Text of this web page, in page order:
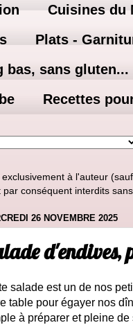
Cuisines du
Plats -
bas, sans gluten...
Recettes
à l'auteur
conséquent interdits
26 NOVEMBRE 2025
d'endives,
salade est un de nos
table pour égayer nos
à préparer et pleine